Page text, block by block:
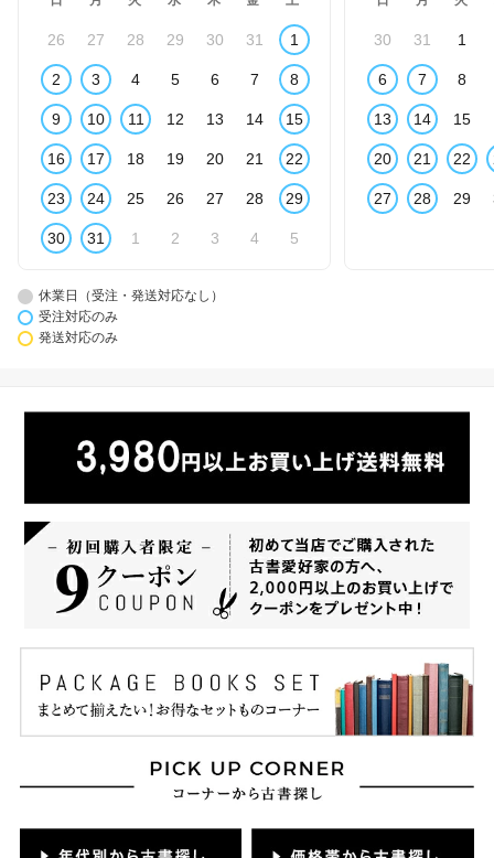
26 27 28 29 30 31 1
2 3 4 5 6 7 8
9 10 11 12 13 14 15
16 17 18 19 20 21 22
23 24 25 26 27 28 29
30 31 1 2 3 4 5
30 31 1
6 7 8
13 14 15
20 21 22
27 28 29
休業日（受注・発送対応なし）
受注対応のみ
発送対応のみ